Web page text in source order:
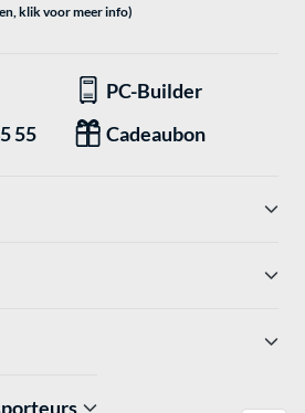
klik voor meer info)
PC-Builder
55
Cadeaubon